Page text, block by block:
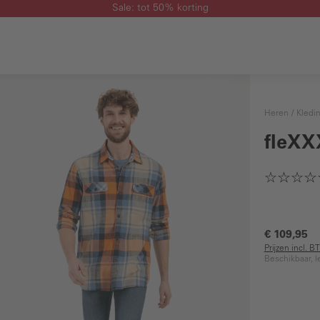
Sale: tot 50% korting
Heren
€ 109,95
Prijzen incl.
Beschikbaar,